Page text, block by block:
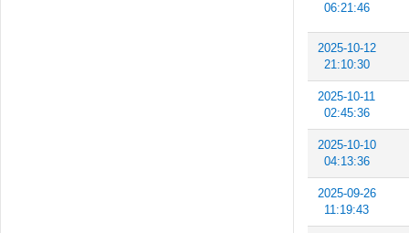
06:21:46
2025-10-12
21:10:30
2025-10-11
02:45:36
2025-10-10
04:13:36
2025-09-26
11:19:43